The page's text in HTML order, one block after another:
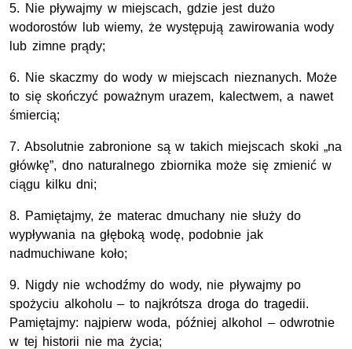
5. Nie pływajmy w miejscach, gdzie jest dużo
wodorostów lub wiemy, że występują zawirowania wody
lub zimne prądy;
6. Nie skaczmy do wody w miejscach nieznanych. Może
to się skończyć poważnym urazem, kalectwem, a nawet
śmiercią;
7. Absolutnie zabronione są w takich miejscach skoki „na
główkę”, dno naturalnego zbiornika może się zmienić w
ciągu kilku dni;
8. Pamiętajmy, że materac dmuchany nie służy do
wypływania na głęboką wodę, podobnie jak
nadmuchiwane koło;
9. Nigdy nie wchodźmy do wody, nie pływajmy po
spożyciu alkoholu – to najkrótsza droga do tragedii.
Pamiętajmy: najpierw woda, później alkohol – odwrotnie
w tej historii nie ma życia;